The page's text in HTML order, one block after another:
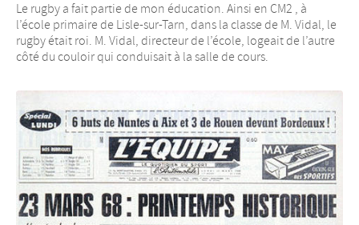
Le rugby a fait partie de mon éducation. Ainsi en CM2 , à
l’école primaire de Lisle-sur-Tarn, dans la classe de M. Vidal, le
rugby était roi. M. Vidal, directeur de l’école, logeait de l’autre
côté du couloir qui conduisait à la salle de cours.